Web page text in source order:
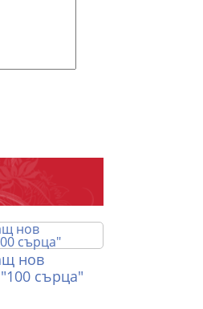
нов
сърца"